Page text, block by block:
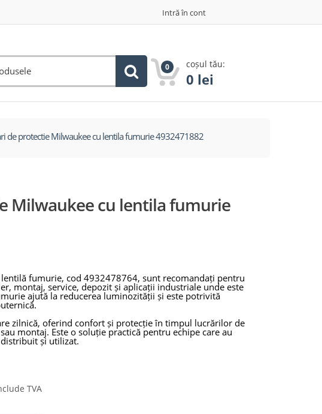
Intră în cont
0 coșul tău:
0 lei
de protectie Milwaukee cu lentila fumurie 4932471882
Milwaukee cu lentila fumurie
fumurie, cod 4932478764, sunt recomandați pentru
montaj, service, depozit și aplicații industriale unde este
ajută la reducerea luminozității și este potrivită
zilnică, oferind confort și protecție în timpul lucrărilor de
montaj. Este o soluție practică pentru echipe care au
și utilizat.
TVA